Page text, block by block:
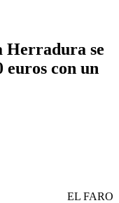
Herradura se
euros con un
EL FARO